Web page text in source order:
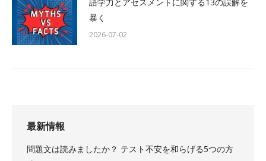
暴く
2026-07-02
最新情報
問題文は読みましたか？ テスト不安を和らげる5つの方